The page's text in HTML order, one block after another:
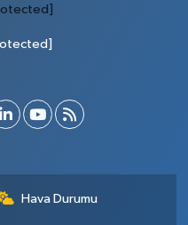
Hava Durumu